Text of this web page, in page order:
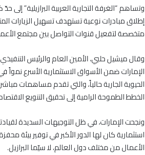
وتساهم “الغرفة التجارية العربية البرازيلية” إلى
إطلاق مبادرات نوعية تستهدف تسهيل الزيارات
متخصصة لتفعيل قنوات التواصل بين مجتمع
وقال ميشيل حلبي، الأمين العام والرئيس التنفيذي
الإمارات ضمن الأسواق الاستثمارية الأسرع
الحيوية الجارية حالياً، والتي تقدم مساهمات
الخطط الطموحة الرامية إلى تحقيق التنويع
ونجحت الإمارات، في ظل التوجيهات السديدة
استثمارية كان لها الدور الأكبر في توفير بيئة
الأعمال من مختلف دول العالم، لا سيّما البرازيل.